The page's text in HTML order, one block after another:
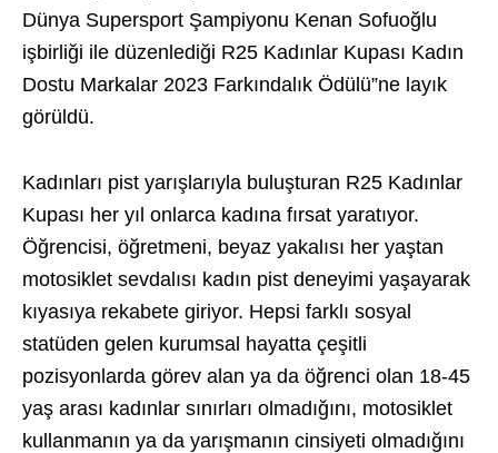
Dünya Supersport Şampiyonu Kenan Sofuoğlu
işbirliği ile düzenlediği R25 Kadınlar Kupası Kadın
Dostu Markalar 2023 Farkındalık Ödülü”ne layık
görüldü.
Kadınları pist yarışlarıyla buluşturan R25 Kadınlar
Kupası her yıl onlarca kadına fırsat yaratıyor.
Öğrencisi, öğretmeni, beyaz yakalısı her yaştan
motosiklet sevdalısı kadın pist deneyimi yaşayarak
kıyasıya rekabete giriyor. Hepsi farklı sosyal
statüden gelen kurumsal hayatta çeşitli
pozisyonlarda görev alan ya da öğrenci olan 18-45
yaş arası kadınlar sınırları olmadığını, motosiklet
kullanmanın ya da yarışmanın cinsiyeti olmadığını